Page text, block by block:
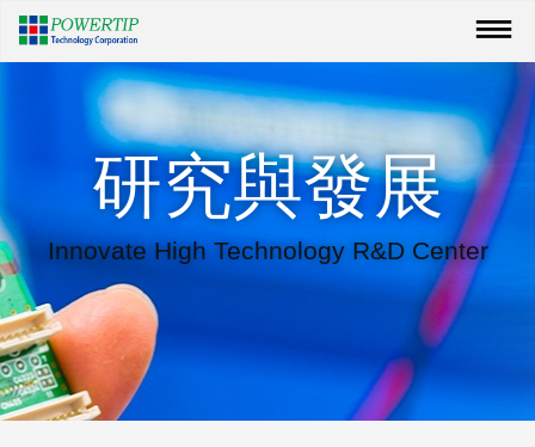
研究與發展
Innovate High Technology R&D Center